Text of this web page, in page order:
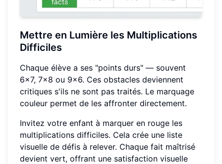
Mettre en Lumière les Multiplications
Difficiles
Chaque élève a ses "points durs" — souvent
6×7, 7×8 ou 9×6. Ces obstacles deviennent
critiques s'ils ne sont pas traités. Le marquage
couleur permet de les affronter directement.
Invitez votre enfant à marquer en rouge les
multiplications difficiles. Cela crée une liste
visuelle de défis à relever. Chaque fait maîtrisé
devient vert, offrant une satisfaction visuelle